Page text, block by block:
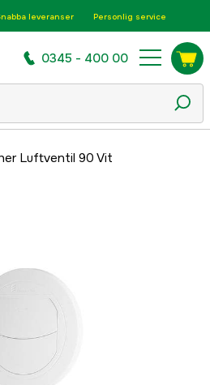
leveranser Personlig service
0345 - 400 00
Luftventil 90 Vit